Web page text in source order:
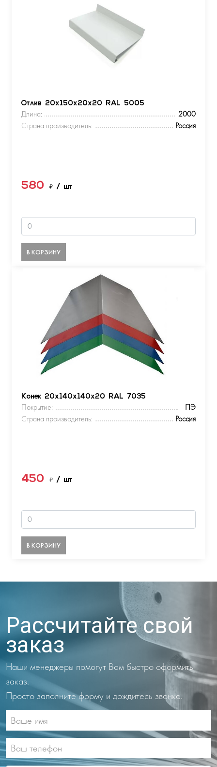
Отлив 20х150х20х20 RAL 5005
Длина:
2000
Страна производитель:
Россия
580 ₽ / шт
В КОРЗИНУ
Конек 20х140х140х20 RAL 7035
Покрытие:
ПЭ
Страна производитель:
Россия
450 ₽ / шт
В КОРЗИНУ
Рассчитайте свой
заказ
Наши менеджеры помогут Вам быстро оформить
заказ.
Просто заполните форму и дождитесь звонка.